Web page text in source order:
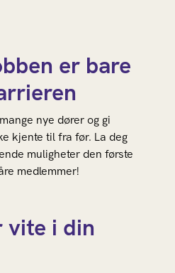
er bare
nye dører og gi
kjente til fra før. La deg
muligheter den første
medlemmer!
vite i din